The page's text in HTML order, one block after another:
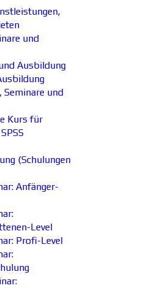
und
Ausbildung
Seminare und
Kurs für
(Schulungen
Anfänger-
Level
Profi-Level